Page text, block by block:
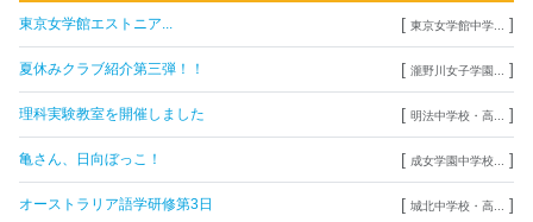
東京女学館エストニア... [ 東京女学館中学... ]
夏休みクラブ紹介第三弾！！ [ 瀧野川女子学園... ]
理科実験教室を開催しました [ 明法中学校・高... ]
亀さん、日向ぼっこ！ [ 成女学園中学校... ]
オーストラリア語学研修第3日 [ 城北中学校・高... ]